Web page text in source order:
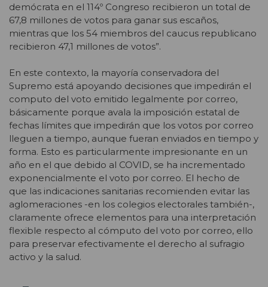
demócrata en el 114º Congreso recibieron un total de
67,8 millones de votos para ganar sus escaños,
mientras que los 54 miembros del caucus republicano
recibieron 47,1 millones de votos”.
En este contexto, la mayoría conservadora del
Supremo está apoyando decisiones que impedirán el
computo del voto emitido legalmente por correo,
básicamente porque avala la imposición estatal de
fechas límites que impedirán que los votos por correo
lleguen a tiempo, aunque fueran enviados en tiempo y
forma. Esto es particularmente impresionante en un
año en el que debido al COVID, se ha incrementado
exponencialmente el voto por correo. El hecho de
que las indicaciones sanitarias recomienden evitar las
aglomeraciones -en los colegios electorales también-,
claramente ofrece elementos para una interpretación
flexible respecto al cómputo del voto por correo, ello
para preservar efectivamente el derecho al sufragio
activo y la salud.